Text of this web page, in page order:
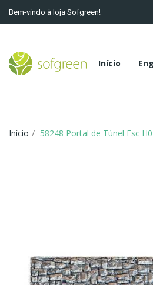
Bem-vindo à loja Sofgreen!
Início
Início 58248 Portal de Túnel Esc H0